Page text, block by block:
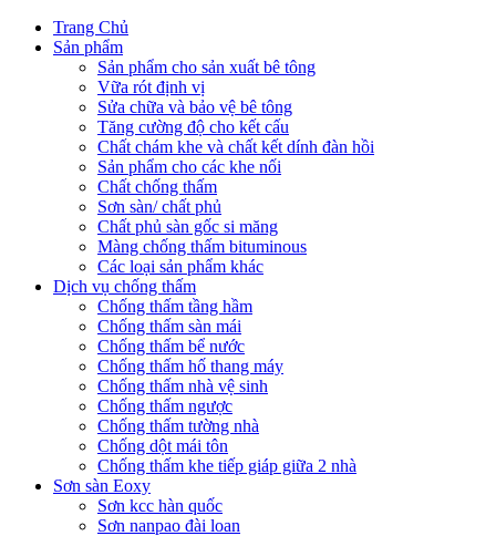
Trang Chủ
Sản phẩm
Sản phẩm cho sản xuất bê tông
Vữa rót định vị
Sửa chữa và bảo vệ bê tông
Tăng cường độ cho kết cấu
Chất chám khe và chất kết dính đàn hồi
Sản phẩm cho các khe nối
Chất chống thấm
Sơn sàn/ chất phủ
Chất phủ sàn gốc si măng
Màng chống thấm bituminous
Các loại sản phẩm khác
Dịch vụ chống thấm
Chống thấm tầng hầm
Chống thấm sàn mái
Chống thấm bể nước
Chống thấm hố thang máy
Chống thấm nhà vệ sinh
Chống thấm ngược
Chống thấm tường nhà
Chống dột mái tôn
Chống thấm khe tiếp giáp giữa 2 nhà
Sơn sàn Eoxy
Sơn kcc hàn quốc
Sơn nanpao đài loan